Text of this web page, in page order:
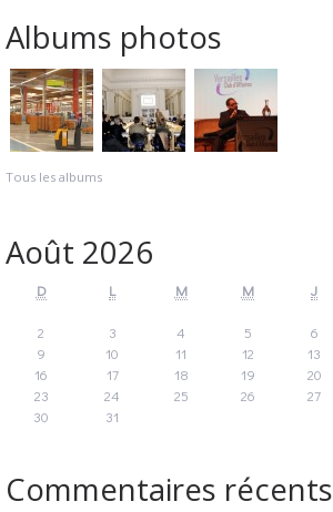
Albums photos
Tous les albums
Août 2026
D L M M J
2
3 4 5 6
9
10 11 12 13
16
17 18 19 20
23
24 25 26 27
30
31
Commentaires récents